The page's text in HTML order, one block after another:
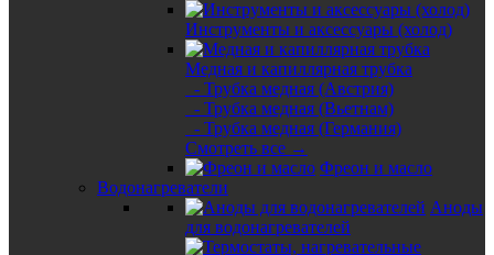
Инструменты и аксессуары (холод)
Медная и капиллярная трубка
- Трубка медная (Австрия)
- Трубка медная (Вьетнам)
- Трубка медная (Германия)
Смотреть все →
Фреон и масло
Водонагреватели
Аноды
для водонагревателей